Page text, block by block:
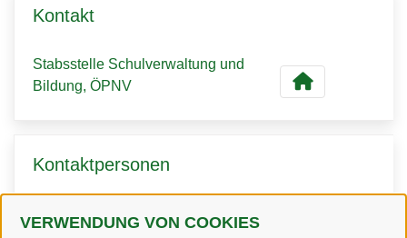
VERWENDUNG VON COOKIES
Kontakt
Stabsstelle Schulverwaltung und
Bildung, ÖPNV
Kontaktpersonen
Frau Weber